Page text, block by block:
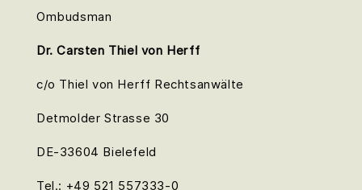
Ombudsman
Dr. Carsten Thiel von Herff
c/o Thiel von Herff Rechtsanwälte
Detmolder Strasse 30
DE-33604 Bielefeld
Tel.: +49 521 557333-0